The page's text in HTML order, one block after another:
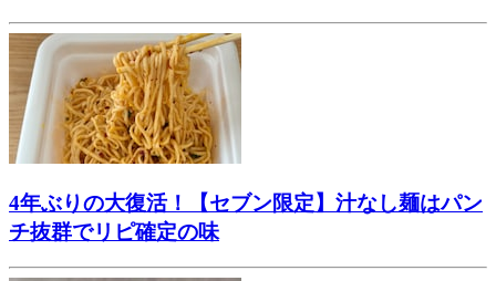
4年ぶりの大復活！【セブン限定】汁なし麺はパン
チ抜群でリピ確定の味